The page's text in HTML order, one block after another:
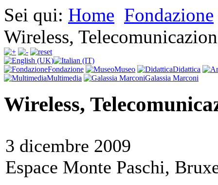
Sei qui: Home Fondazione
Wireless,
Fondazione Museo
Didattica
Multimedia
Galassia Marconi
Wireless,
3 dicembre 2009
Espace Monte Paschi,